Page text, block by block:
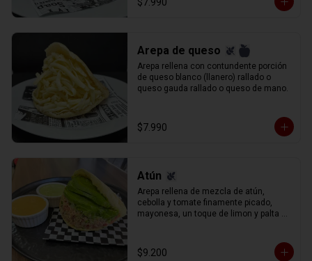
Arepa de queso
Arepa rellena con contundente porción
de queso blanco (llanero) rallado o
queso gauda rallado o queso de mano.
$7.990
Atún
Arepa rellena de mezcla de atún,
cebolla y tomate finamente picado,
mayonesa, un toque de limon y palta
$9.200